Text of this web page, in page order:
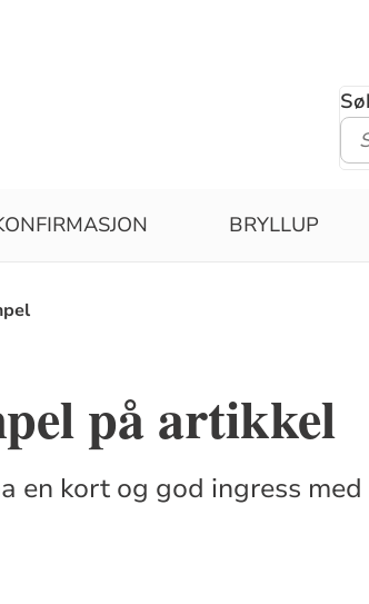
BRYLLUP
på artikkel
en kort og god ingress